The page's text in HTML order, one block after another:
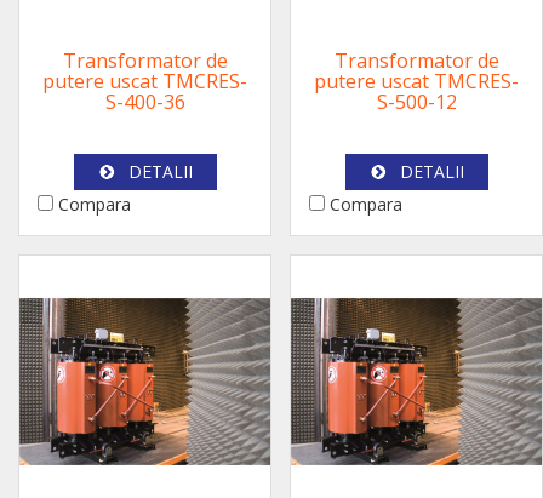
Transformator de
putere uscat TMCRES-
S-400-36
DETALII
Compara
Transformator de
putere uscat TMCRES-
S-500-12
DETALII
Compara